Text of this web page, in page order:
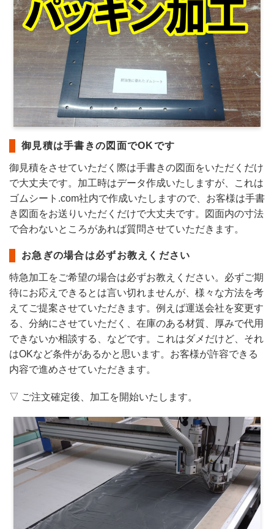
御見積は手書きの図面でOKです
御見積をさせていただく際は手書きの図面をいただくだけ
で大丈夫です。加工時はデータ作成いたしますが、これは
ゴムシート.com社内で作成いたしますので、お客様は手書
き図面をお送りいただくだけで大丈夫です。図面内の寸法
で合わないところがあれば質問させていただきます。
お急ぎの場合は必ずお教えください
特急加工をご希望の場合は必ずお教えください。必ずご期
待にお応えできるとは言い切れませんが、様々な方法を考
えてご提案させていただきます。例えば運送会社を変更す
る、分納にさせていただく、在庫のある材質、厚みで代用
できないか相談する、などです。これはダメだけど、それ
はOKなど条件があるかと思います。お客様が許容できる
内容で進めさせていただきます。
▽ ご注文確定後、加工を開始いたします。